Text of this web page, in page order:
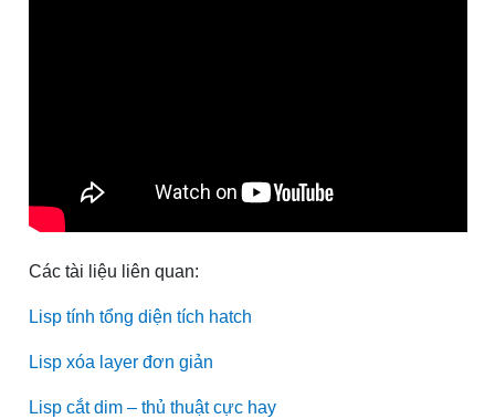
Các tài liệu liên quan:
Lisp tính tổng diện tích hatch
Lisp xóa layer đơn giản
Lisp cắt dim – thủ thuật cực hay